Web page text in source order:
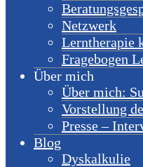
Netzwerk
Lerntherapie
Fragebogen
Über mich
Über mich:
Vorstellung
Presse –
Blog
Dyskalkulie